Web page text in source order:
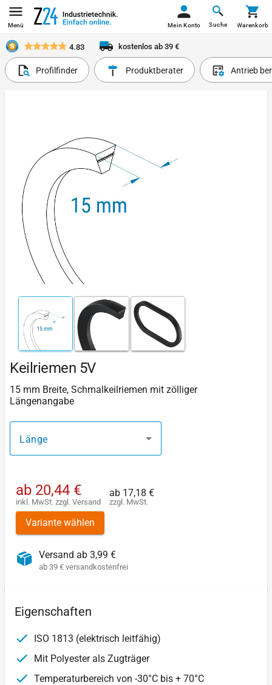
Menü Suche
Mein Konto Warenkorb
4.83 kostenlos ab 39 €
Profilfinder Produktberater Antrieb
Keilriemen 5V
15 mm Breite, Schmalkeilriemen mit zölliger
Längenangabe
Länge
ab 20,44 €
inkl. MwSt. zzgl. Versand
ab 17,18 €
zzgl. MwSt.
Variante wählen
Versand ab 3,99 €
ab 39 € versandkostenfrei
Eigenschaften
ISO 1813 (elektrisch leitfähig)
Mit Polyester als Zugträger
Temperaturbereich von -30°C bis + 70°C